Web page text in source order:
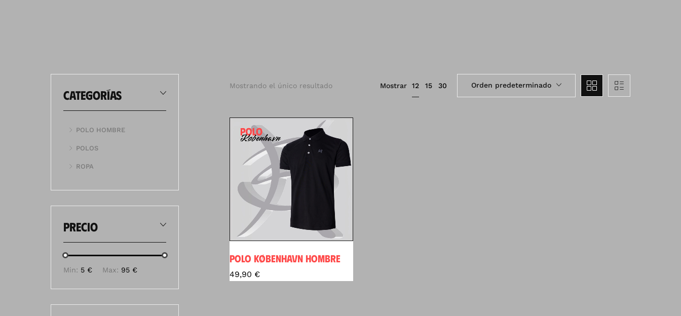
categorías
POLO HOMBRE
POLOS
ROPA
precio
Min: 5 € Max: 95 €
Mostrando el único resultado Mostrar 12 15 30 Orden predeterminado
POLO KØBENHAVN HOMBRE
49,90 €